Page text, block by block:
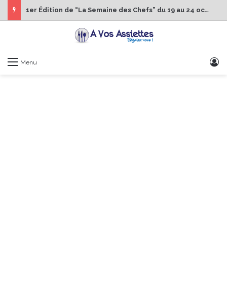
1er Édition de “La Semaine des Chefs” du 19 au 24 octobre 2026
Menu